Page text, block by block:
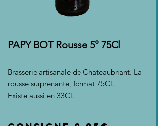
PAPY BOT Rousse 5° 75Cl
Brasserie artisanale de Chateaubriant. La
rousse surprenante, format 75Cl.
Existe aussi en 33Cl.